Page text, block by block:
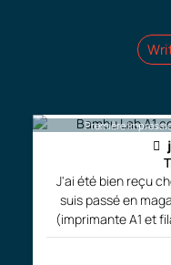
Première
J'ai été bien reçu
suis passé en
(imprimante A1 et